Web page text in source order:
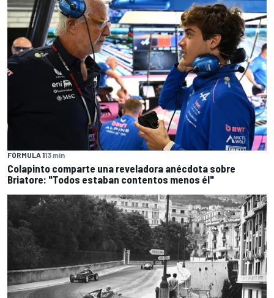
FÓRMULA 113 min
Colapinto comparte una reveladora anécdota sobre
Briatore: "Todos estaban contentos menos él"